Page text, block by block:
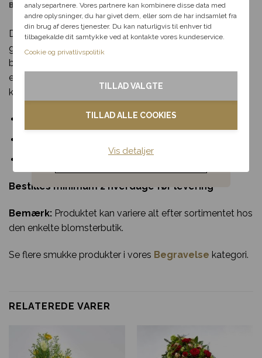
analysepartnere. Vores partnere kan kombinere disse data med
andre oplysninger, du har givet dem, eller som de har indsamlet fra
din brug af deres tjenester. Du kan naturligvis til enhver tid
tilbagekalde dit samtykke ved at kontakte vores kundeservice.
Cookie og privatlivspolitik
TILLAD ALLE COOKIES
TILLAD VALGTE
Vis detaljer
Beskrivelse
Denne klassiske kistepynt i røde farver er designet til at
give et stærkt og ærefuldt udtryk ved afskeden. Pynten
består af sæsonens blomster, der tilfører dybde og
elegance, hvilket gør den velegnet til både kirker og
kapeller.
Stilfuldt design i harmoniske røde nuancer
Bestilles minimum 2 hverdage før levering
Bemærk: Produktet kan variere alt efter sortimentet hos
den enkelte blomsterbutik.
Se flere smukke produkter i vores Begravelse kategori.
RELATEREDE VARER
Fødselsdag
Kondolence
Blomster til hjemmet